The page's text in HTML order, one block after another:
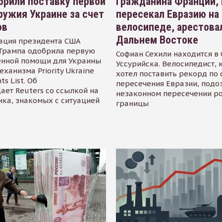
Украине за счет
президента США
одобрила первую
помощи для Украины
Priority Ukraine
List. Об
Reuters со ссылкой на
знакомых с ситуацией
пересекал Евразию на
велосипеде,
Дальнем Востоке
Софиан Сехили находится
Уссурийска. Велосипедист,
хотел поставить рекорд по
пересечения Евразии,
незаконном пересечении
границы